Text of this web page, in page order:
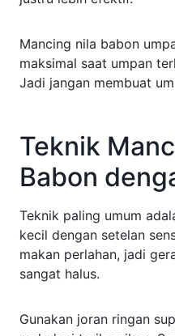
Mancing nila babon
maksimal saat umpan
Jadi jangan membuat
Teknik
Babon
Teknik paling umum
kecil dengan setelan
makan perlahan, jadi
sangat halus.
Gunakan joran ringan